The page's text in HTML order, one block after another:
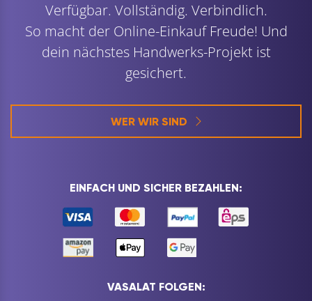
Verfügbar. Vollständig. Verbindlich.
So macht der Online-Einkauf Freude! Und
dein nächstes Handwerks-Projekt ist
gesichert.
WER WIR SIND
EINFACH UND SICHER BEZAHLEN:
VASALAT FOLGEN: